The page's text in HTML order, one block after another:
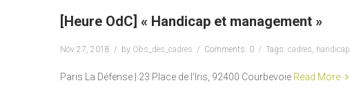
[Heure OdC] « Handicap et management »
Nov 27, 2018 by Obs_des_cadres Comments: 0 Tags: cadres, handicap
Paris La Défense | 23 Place de l’Iris, 92400 Courbevoie Read More